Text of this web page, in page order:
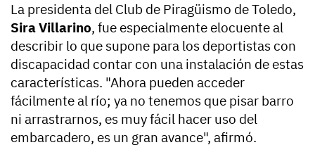
La presidenta del Club de Piragüismo de Toledo,
Sira Villarino, fue especialmente elocuente al
describir lo que supone para los deportistas con
discapacidad contar con una instalación de estas
características. "Ahora pueden acceder
fácilmente al río; ya no tenemos que pisar barro
ni arrastrarnos, es muy fácil hacer uso del
embarcadero, es un gran avance", afirmó.